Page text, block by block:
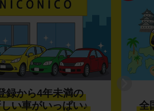
録から4年未満の
い車がいっぱい♪
全